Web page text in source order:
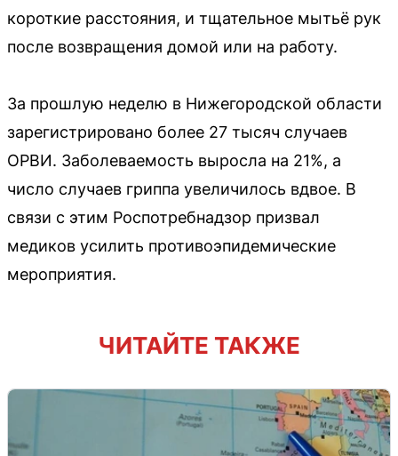
короткие расстояния, и тщательное мытьё рук
после возвращения домой или на работу.
За прошлую неделю в Нижегородской области
зарегистрировано более 27 тысяч случаев
ОРВИ. Заболеваемость выросла на 21%, а
число случаев гриппа увеличилось вдвое. В
связи с этим Роспотребнадзор призвал
медиков усилить противоэпидемические
мероприятия.
ЧИТАЙТЕ ТАКЖЕ